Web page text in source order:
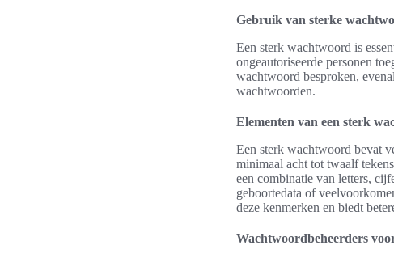
Gebruik van sterke
Een sterk wachtwoord is
ongeautoriseerde personen
wachtwoord besproken,
wachtwoorden.
Elementen van een sterk
Een sterk wachtwoord bevat
minimaal acht tot twaalf
een combinatie van letters,
geboortedata of
deze kenmerken en biedt
Wachtwoordbeheerders